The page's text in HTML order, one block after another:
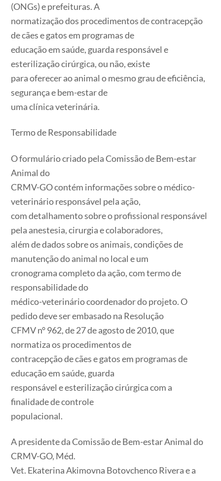
(ONGs) e prefeituras. A
normatização dos procedimentos de contracepção
de cães e gatos em programas de
educação em saúde, guarda responsável e
esterilização cirúrgica, ou não, existe
para oferecer ao animal o mesmo grau de eficiência,
segurança e bem-estar de
uma clínica veterinária.
Termo de Responsabilidade
O formulário criado pela Comissão de Bem-estar
Animal do
CRMV-GO contém informações sobre o médico-
veterinário responsável pela ação,
com detalhamento sobre o profissional responsável
pela anestesia, cirurgia e colaboradores,
além de dados sobre os animais, condições de
manutenção do animal no local e um
cronograma completo da ação, com termo de
responsabilidade do
médico-veterinário coordenador do projeto. O
pedido deve ser embasado na Resolução
CFMV n° 962, de 27 de agosto de 2010, que
normatiza os procedimentos de
contracepção de cães e gatos em programas de
educação em saúde, guarda
responsável e esterilização cirúrgica com a
finalidade de controle
populacional.
A presidente da Comissão de Bem-estar Animal do
CRMV-GO, Méd.
Vet. Ekaterina Akimovna Botovchenco Rivera e a